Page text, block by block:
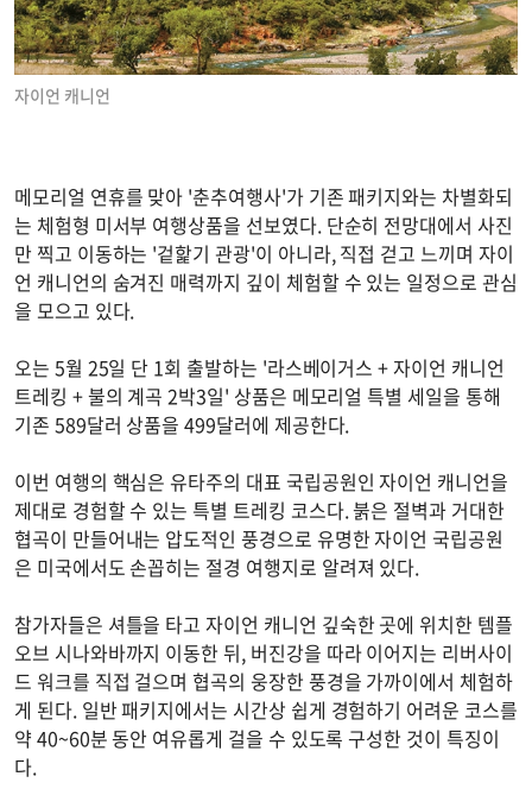
자이언 캐니언
메모리얼 연휴를 맞아 '춘추여행사'가 기존 패키지와는 차별화되
는 체험형 미서부 여행상품을 선보였다. 단순히 전망대에서 사진
만 찍고 이동하는 '겉핥기 관광'이 아니라, 직접 걷고 느끼며 자이
언 캐니언의 숨겨진 매력까지 깊이 체험할 수 있는 일정으로 관심
을 모으고 있다.
오는 5월 25일 단 1회 출발하는 '라스베이거스 + 자이언 캐니언
트레킹 + 불의 계곡 2박3일' 상품은 메모리얼 특별 세일을 통해
기존 589달러 상품을 499달러에 제공한다.
이번 여행의 핵심은 유타주의 대표 국립공원인 자이언 캐니언을
제대로 경험할 수 있는 특별 트레킹 코스다. 붉은 절벽과 거대한
협곡이 만들어내는 압도적인 풍경으로 유명한 자이언 국립공원
은 미국에서도 손꼽히는 절경 여행지로 알려져 있다.
참가자들은 셔틀을 타고 자이언 캐니언 깊숙한 곳에 위치한 템플
오브 시나와바까지 이동한 뒤, 버진강을 따라 이어지는 리버사이
드 워크를 직접 걸으며 협곡의 웅장한 풍경을 가까이에서 체험하
게 된다. 일반 패키지에서는 시간상 쉽게 경험하기 어려운 코스를
약 40~60분 동안 여유롭게 걸을 수 있도록 구성한 것이 특징이
다.